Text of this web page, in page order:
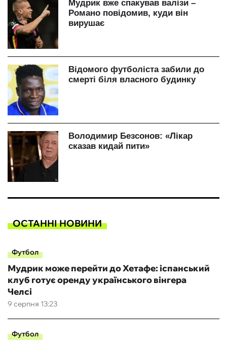
ОСТАННІ НОВИНИ
Футбол
9 серпня 13:23
Мудрик може перейти до Хетафе: іспанський
клуб готує оренду українського вінгера
Челсі
Футбол